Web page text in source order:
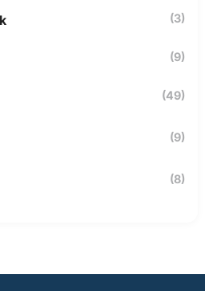
(3)
(9)
(49)
(9)
(8)